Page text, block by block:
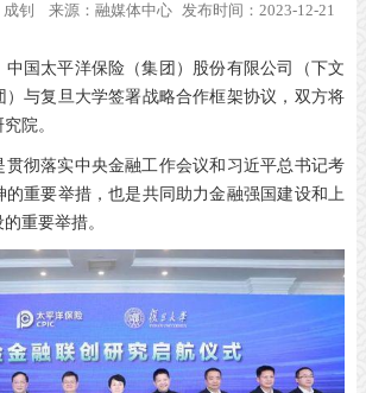
成钊 来源： 融媒体中心 发布时间：2023-12-21
中国太平洋保险（集团）股份有限公司（下文
）与复旦大学签署战略合作框架协议，双方将
院。
贯彻落实中央金融工作会议和习近平总书记考
的重要举措，也是共同助力金融强国建设和上
重要举措。